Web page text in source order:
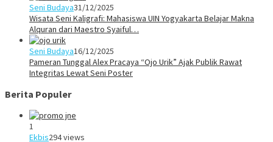
Seni Budaya31/12/2025
Wisata Seni Kaligrafi: Mahasiswa UIN Yogyakarta Belajar Makna
Alquran dari Maestro Syaiful…
Seni Budaya16/12/2025
Pameran Tunggal Alex Pracaya “Ojo Urik” Ajak Publik Rawat
Integritas Lewat Seni Poster
Berita Populer
1
Ekbis294 views